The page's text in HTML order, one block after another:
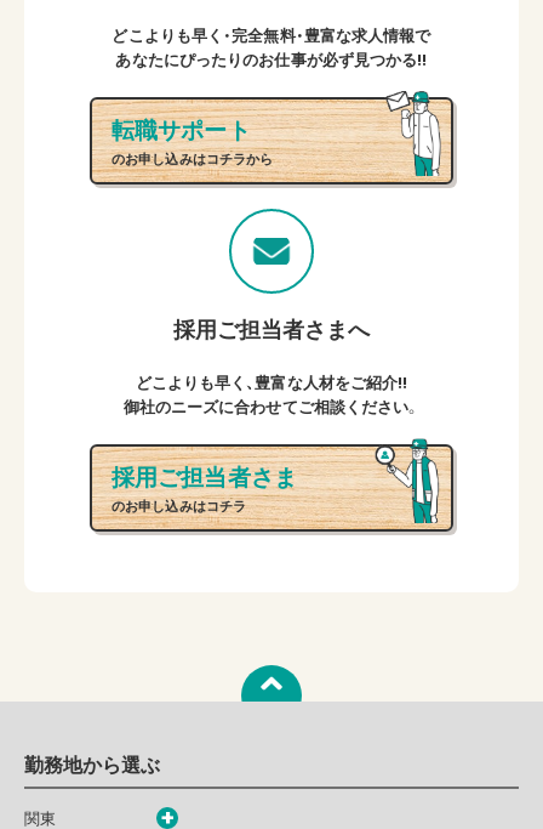
どこよりも早く・完全無料・豊富な求人情報で
あなたにぴったりのお仕事が必ず見つかる!!
転職サポート
のお申し込みはコチラから
採用ご担当者さまへ
どこよりも早く、豊富な人材をご紹介!!
御社のニーズに合わせてご相談ください。
採用ご担当者さま
のお申し込みはコチラ
勤務地から選ぶ
関東